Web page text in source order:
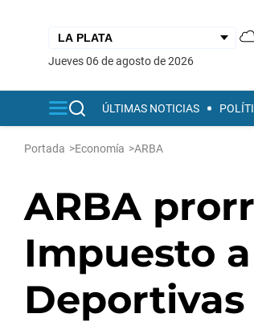
jueves 06 de agosto de 2026
ÚLTIMAS NOTICIAS
Portada >Economía >ARBA
ARBA
Impuesto
Deportivas